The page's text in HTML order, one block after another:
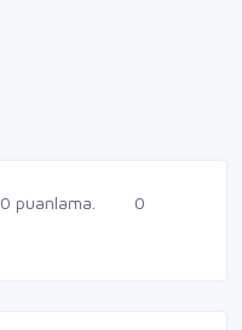
0 puanlama. 0